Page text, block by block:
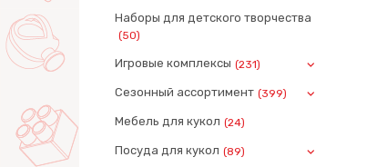
Наборы для детского творчества
(50)
Игровые комплексы (231)
Сезонный ассортимент (399)
Мебель для кукол (24)
Посуда для кукол (89)